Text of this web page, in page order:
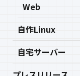
Web
自作Linux
自宅サーバー